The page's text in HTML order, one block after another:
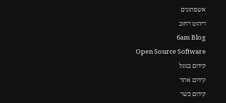
אשפתונים
ריהוט רחוב
6am Blog
Open Source Software
קידום בגוגל
קידום אתר
קידום כשר